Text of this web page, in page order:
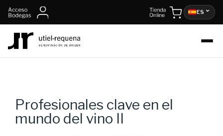
ES
Profesionales clave en el
mundo del vino II